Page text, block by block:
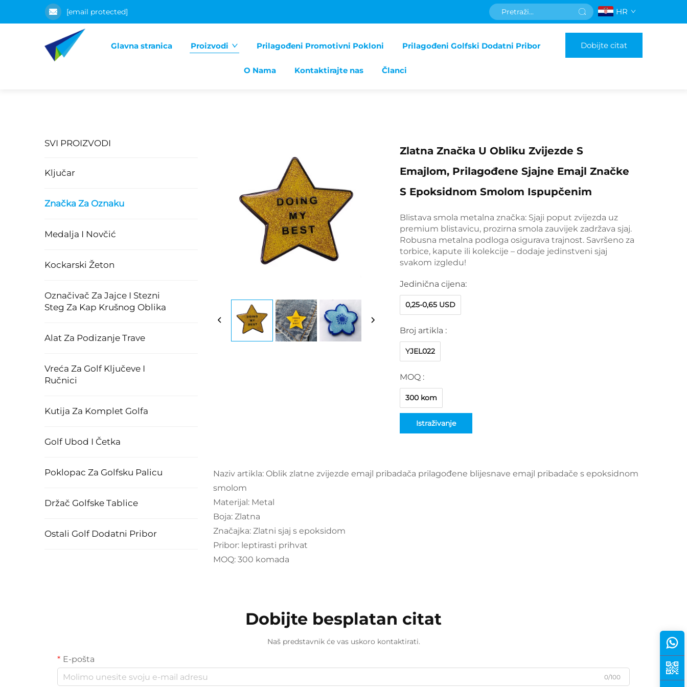
[email protected] HR
Glavna stranica Proizvodi Prilagođeni Promotivni Pokloni Prilagođeni Golfski Dodatni Pribor
O Nama Kontaktirajte nas Članci
Dobijte citat
SVI PROIZVODI
Ključar
Značka Za Oznaku
Medalja I Novčić
Kockarski Žeton
Označivač Za Jajce I Stezni
Steg Za Kap Krušnog Oblika
Alat Za Podizanje Trave
Vreća Za Golf Ključeve I
Ručnici
Kutija Za Komplet Golfa
Golf Ubod I Četka
Poklopac Za Golfsku Palicu
Držač Golfske Tablice
Ostali Golf Dodatni Pribor
Zlatna Značka U Obliku Zvijezde S
Emajlom, Prilagođene Sjajne Emajl Značke
S Epoksidnom Smolom Ispupčenim
Blistava smola metalna značka: Sjaji poput zvijezda uz
premium blistavicu, prozirna smola zauvijek zadržava sjaj.
Robusna metalna podloga osigurava trajnost. Savršeno za
torbice, kapute ili kolekcije – dodaje jedinstveni sjaj
svakom izgledu!
Jedinična cijena:
0,25-0,65 USD
Broj artikla :
YJEL022
MOQ :
300 kom
Istraživanje
Naziv artikla: Oblik zlatne zvijezde emajl pribadača prilagođene blijesnave emajl pribadače s epoksidnom
smolom
Materijal: Metal
Boja: Zlatna
Značajka: Zlatni sjaj s epoksidom
Pribor: leptirasti prihvat
MOQ: 300 komada
Dobijte besplatan citat
Naš predstavnik će vas uskoro kontaktirati.
E-pošta
0/100